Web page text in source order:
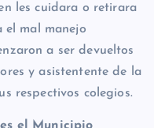
les cuidara o retirara
el mal manejo
a ser devueltos
y asistentente de la
respectivos colegios.